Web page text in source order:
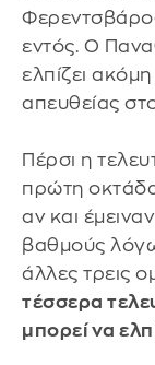
εντός. Ο
ελπίζει
απευθείας
Πέρσι η
πρώτη
αν και
βαθμούς
άλλες τρεις
τέσσερα
μπορεί να